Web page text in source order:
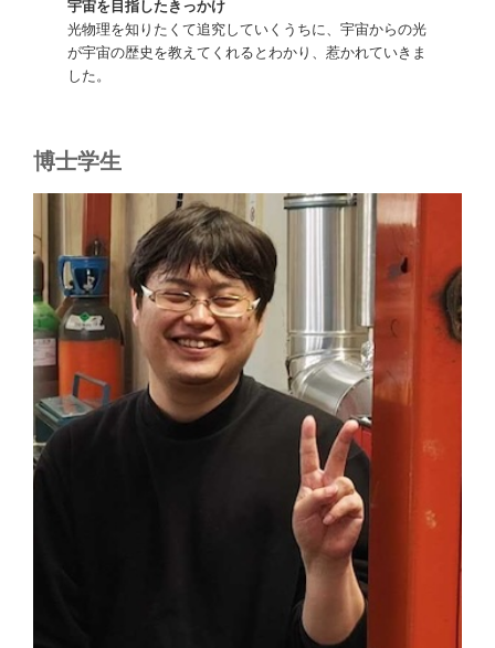
宇宙を目指したきっかけ
光物理を知りたくて追究していくうちに、宇宙からの光
が宇宙の歴史を教えてくれるとわかり、惹かれていきま
した。
博士学生